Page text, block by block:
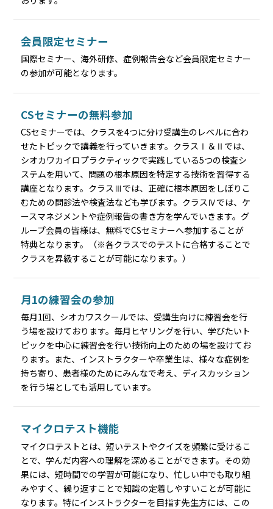
会員限定セミナー
国際セミナー、海外研修、症例報告会など会員限定セミナー
の参加が可能となります。
CSセミナーの無料参加
CSセミナーでは、クラスを4つに分け受講生のレベルに合わ
せたトピックで講義を行っていきます。クラスⅠ＆Ⅱでは、
シオカワカイロプラクティックで実践している5つの検査シ
ステムを用いて、問題の根本原因を特定する技術を習得する
講座となります。クラスⅢでは、正確に根本原因をしぼりこ
むための問診法や検査法なども学びます。クラスⅣでは、ケ
ースマネジメントや症例報告の書き方を学んでいきます。グ
ループ会員の皆様は、無料でCSセミナーへ参加することが
特典となります。（※各クラスでのテストに合格することで
クラスを昇級することが可能になります。）
月1の練習会の参加
毎月1回、シオカワスクールでは、受講生向けに練習会を行
う場を設けております。毎月ヒヤリングを行い、学びたいト
ピックを中心に練習会を行い技術向上のための場を設けてお
ります。また、インストラクターや卒業生は、様々な症例を
持ち寄り、患者様のためにみんなで考え、ディスカッション
を行う場としても活用しています。
マイクロテスト機能
マイクロテストとは、短いテストやクイズを頻繁に受けるこ
とで、学んだ内容への理解を深めることができます。その効
果には、短時間での学習が可能になり、忙しい中でも取り組
みやすく、繰り返すことで知識の定着しやすいことが可能に
なります。特にインストラクターを目指す先生方には、この